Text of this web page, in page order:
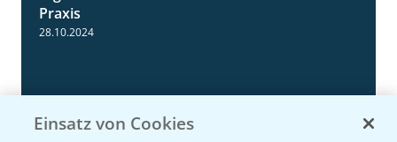
Ergebnisse der Häckselversuche in der
Praxis
Einsatz von Cookies